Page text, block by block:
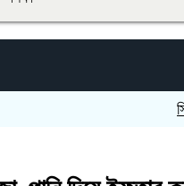
সিলেট